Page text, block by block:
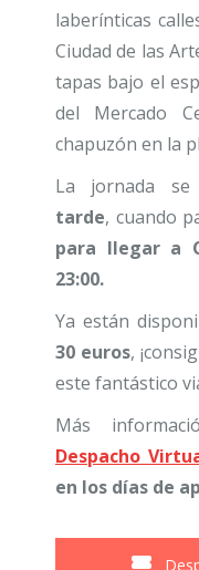
laberínticas
Ciudad de las
tapas bajo el
del Mercado
chapuzón en la
La jornada se
tarde, cuando
para llegar a
23:00.
Ya están
30 euros,
este fantástico
Más
Despacho
en los días de